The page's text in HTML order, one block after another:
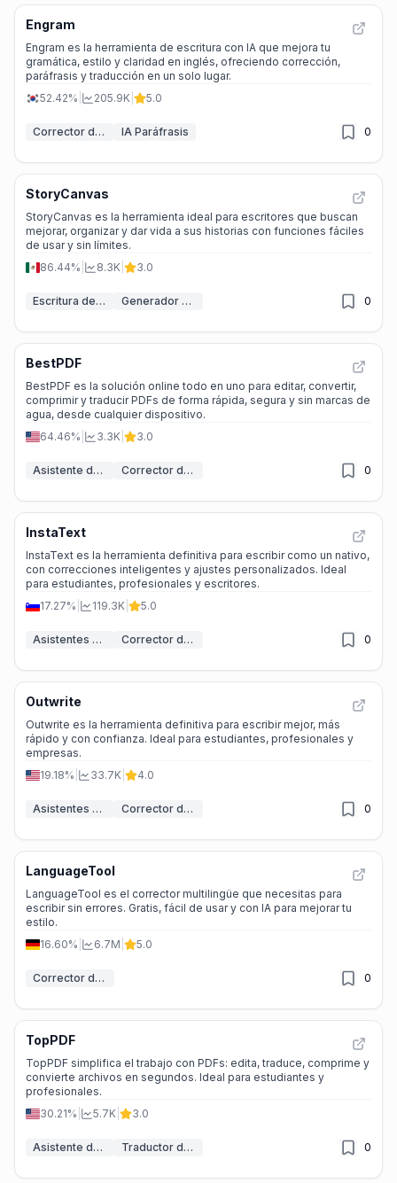
Engram
Engram es la herramienta de escritura con IA que mejora tu
gramática, estilo y claridad en inglés, ofreciendo corrección,
paráfrasis y traducción en un solo lugar.
52.42%
205.9K 5.0
Corrector de gramática IA IA Paráfrasis 0
StoryCanvas
StoryCanvas es la herramienta ideal para escritores que buscan
mejorar, organizar y dar vida a sus historias con funciones fáciles
de usar y sin límites.
86.44%
8.3K 3.0
Escritura de libros con IA Generador de Portadas de Libros IA 0
BestPDF
BestPDF es la solución online todo en uno para editar, convertir,
comprimir y traducir PDFs de forma rápida, segura y sin marcas de
agua, desde cualquier dispositivo.
64.46%
3.3K 3.0
Asistente de PDF de IA Corrector de gramática IA 0
InstaText
InstaText es la herramienta definitiva para escribir como un nativo,
con correcciones inteligentes y ajustes personalizados. Ideal
para estudiantes, profesionales y escritores.
17.27%
119.3K 5.0
Asistentes de escritura IA Corrector de gramática IA 0
Outwrite
Outwrite es la herramienta definitiva para escribir mejor, más
rápido y con confianza. Ideal para estudiantes, profesionales y
empresas.
19.18%
33.7K 4.0
Asistentes de escritura IA Corrector de gramática IA 0
LanguageTool
LanguageTool es el corrector multilingüe que necesitas para
escribir sin errores. Gratis, fácil de usar y con IA para mejorar tu
estilo.
16.60%
6.7M 5.0
Corrector de gramática IA 0
TopPDF
TopPDF simplifica el trabajo con PDFs: edita, traduce, comprime y
convierte archivos en segundos. Ideal para estudiantes y
profesionales.
30.21%
5.7K 3.0
Asistente de PDF de IA Traductor de IA 0